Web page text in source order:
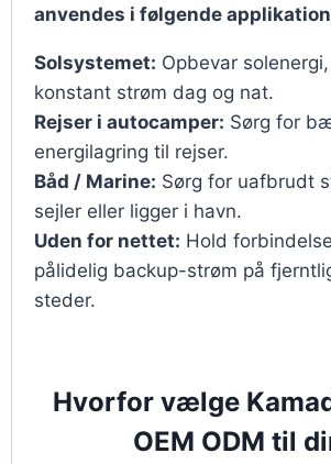
anvendes i følgende
Solsystemet: Opbevar
konstant strøm dag og nat.
Rejser i autocamper: Sørg for
energilagring til rejser.
Båd / Marine: Sørg for uafbrudt
sejler eller ligger i havn.
Uden for nettet: Hold
pålidelig backup-strøm på
steder.
Hvorfor vælge
OEM ODM til